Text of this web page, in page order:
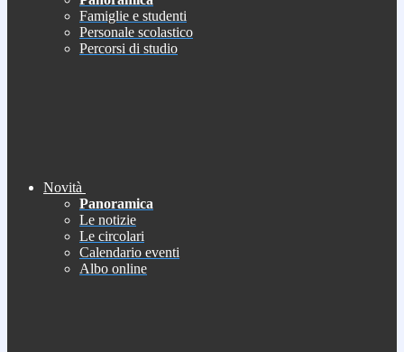
Famiglie e studenti
Personale scolastico
Percorsi di studio
Novità
Panoramica
Le notizie
Le circolari
Calendario eventi
Albo online